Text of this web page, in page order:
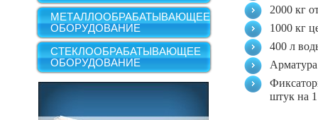
МЕТАЛЛООБРАБАТЫВАЮЩЕЕ
ОБОРУДОВАНИЕ
СТЕКЛООБРАБАТЫВАЮЩЕЕ
ОБОРУДОВАНИЕ
2000 кг
1000 кг
400 л
штук на